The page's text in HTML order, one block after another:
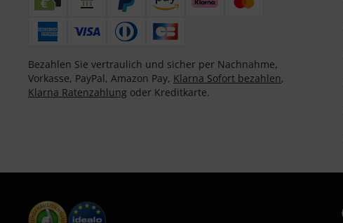
Bezahlen Sie vertraulich und sicher per Nachnahme,
Vorkasse, PayPal, Amazon Pay, Klarna Sofort bezahlen,
Klarna Ratenzahlung oder Kreditkarte.